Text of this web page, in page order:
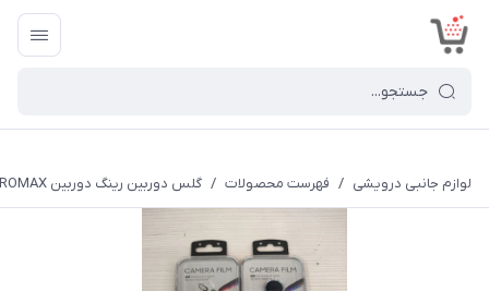
لوازم جانبی درویشی / فهرست محصولات / گلس دوربین رینگ دوربین 14PROMAX